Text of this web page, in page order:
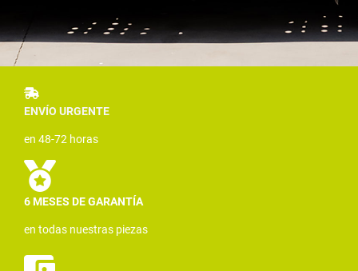
ENVÍO URGENTE
en 48-72 horas
6 MESES DE GARANTÍA
en todas nuestras piezas